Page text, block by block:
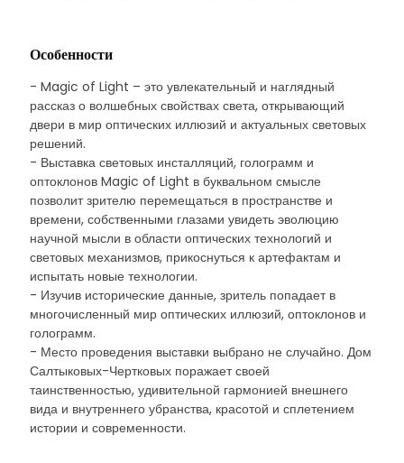
Особенности
- Magic of Light – это увлекательный и наглядный
рассказ о волшебных свойствах света, открывающий
двери в мир оптических иллюзий и актуальных световых
решений.
- Выставка световых инсталляций, голограмм и
оптоклонов Magic of Light в буквальном смысле
позволит зрителю перемещаться в пространстве и
времени, собственными глазами увидеть эволюцию
научной мысли в области оптических технологий и
световых механизмов, прикоснуться к артефактам и
испытать новые технологии.
- Изучив исторические данные, зритель попадает в
многочисленный мир оптических иллюзий, оптоклонов и
голограмм.
- Место проведения выставки выбрано не случайно. Дом
Салтыковых-Чертковых поражает своей
таинственностью, удивительной гармонией внешнего
вида и внутреннего убранства, красотой и сплетением
истории и современности.